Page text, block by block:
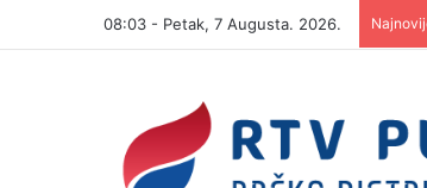
08:03 - Petak, 7 Augusta. 2026.